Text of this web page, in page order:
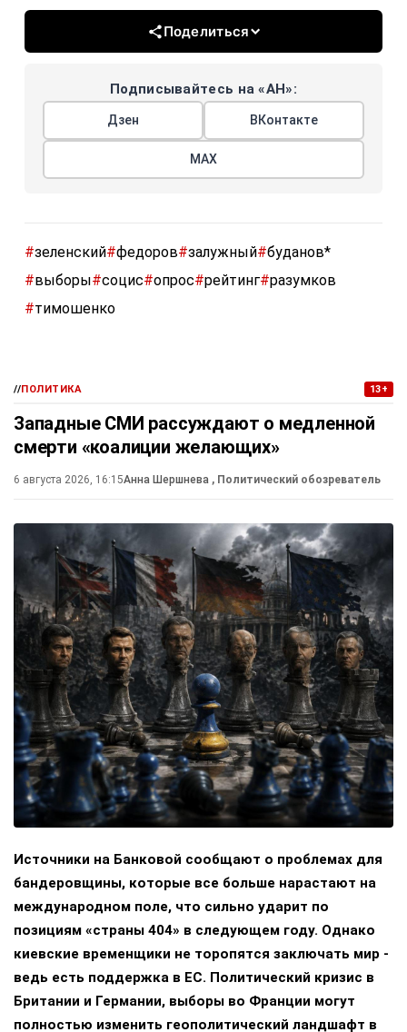
Поделиться
Подписывайтесь на «АН»:
Дзен ВКонтакте
МАХ
#зеленский#федоров#залужный#буданов*
#выборы#социс#опрос#рейтинг#разумков
#тимошенко
//ПОЛИТИКА 13+
Западные СМИ рассуждают о медленной
смерти «коалиции желающих»
6 августа 2026, 16:15Анна Шершнева , Политический обозреватель
Источники на Банковой сообщают о проблемах для
бандеровщины, которые все больше нарастают на
международном поле, что сильно ударит по
позициям «страны 404» в следующем году. Однако
киевские временщики не торопятся заключать мир -
ведь есть поддержка в ЕС. Политический кризис в
Британии и Германии, выборы во Франции могут
полностью изменить геополитический ландшафт в